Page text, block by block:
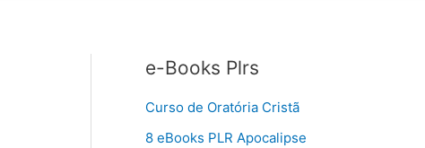
e-Books Plrs
Curso de Oratória Cristã
8 eBooks PLR Apocalipse